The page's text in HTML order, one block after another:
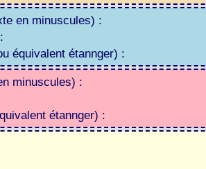
en minuscules) :
équivalent étannger) :
minuscules) :
étannger) :